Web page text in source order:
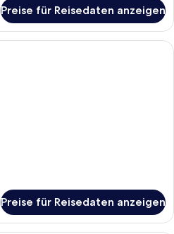
Preise für Reisedaten anzeigen
Preise für Reisedaten anzeigen